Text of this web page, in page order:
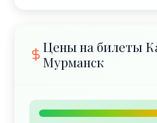
Цены на билеты
Мурманск